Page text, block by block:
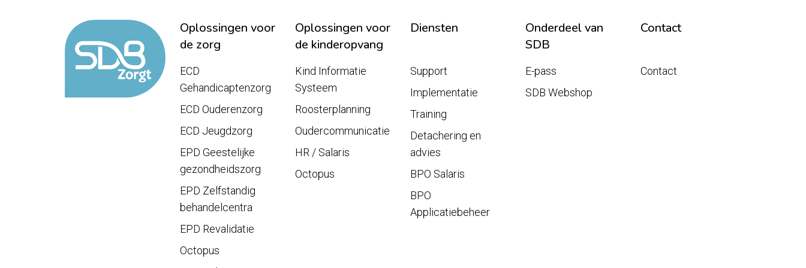
Oplossingen voor
de zorg
Oplossingen voor
de kinderopvang
Diensten
Onderdeel van
SDB
Contact
ECD
Gehandicaptenzorg
ECD Ouderenzorg
ECD Jeugdzorg
EPD Geestelijke
gezondheidszorg
EPD Zelfstandig
behandelcentra
EPD Revalidatie
Octopus
Kind Informatie
Systeem
Roosterplanning
Oudercommunicatie
HR / Salaris
Octopus
Support
Implementatie
Training
Detachering en
advies
BPO Salaris
BPO
Applicatiebeheer
E-pass
SDB Webshop
Contact